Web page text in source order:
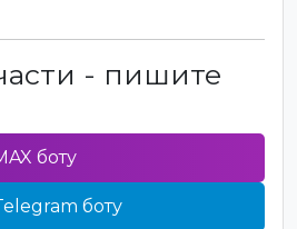
- пишите
боту
боту